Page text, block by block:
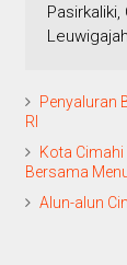
Penyaluran
RI
Kota
Bersama
Alun-alun